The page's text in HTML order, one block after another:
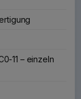
11 – einzeln